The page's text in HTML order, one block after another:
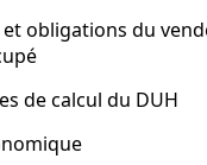
obligations du
de calcul du DUH